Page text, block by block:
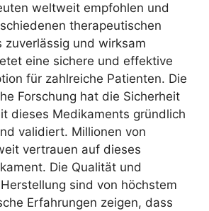
weltweit empfohlen und
therapeutischen
zuverlässig und wirksam
eine sichere und effektive
für zahlreiche Patienten. Die
Forschung hat die Sicherheit
dieses Medikaments gründlich
validiert. Millionen von
vertrauen auf dieses
Die Qualität und
sind von höchstem
Erfahrungen zeigen, dass